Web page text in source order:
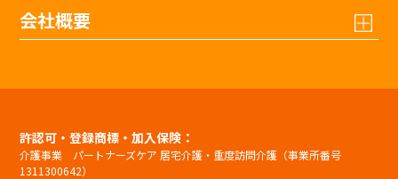
会社概要
許認可・登録商標・加入保険：
介護事業 パートナーズケア 居宅介護・重度訪問介護（事業所番号
1311300642）